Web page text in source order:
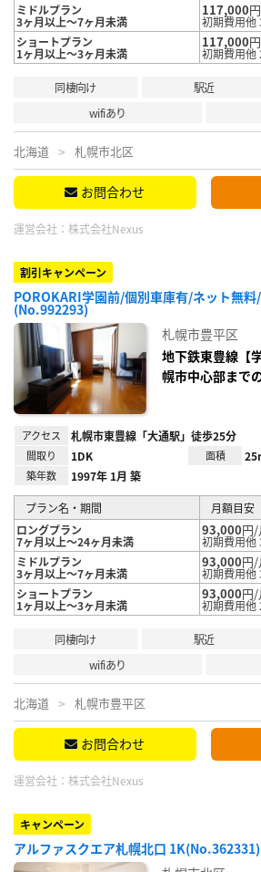
ミドルプラン
3ヶ月以上～7ヶ月未満
117,000
初期費用他
ショートプラン
1ヶ月以上～3ヶ月未満
117,000
初期費用他
同棲向け 駅近
wifiあり
北海道 札幌市北区
お問合わせ
運営会社： 株式会社Nexus
割引キャンペーン
POROKARI学園前/個別車庫有/ネット無料/
(No.992293)
札幌市豊平区
地下鉄東豊線【
幌市中心部まで
アクセス 札幌市東豊線「大通駅」徒歩25分
間取り 1DK 面積
築年数 1997年 1月 築
プラン名・期間
月額目安
ロングプラン
7ヶ月以上～24ヶ月未満
93,000円/
初期費用他
ミドルプラン
3ヶ月以上～7ヶ月未満
93,000円/
初期費用他
ショートプラン
1ヶ月以上～3ヶ月未満
93,000円/
初期費用他
同棲向け 駅近
wifiあり
北海道 札幌市豊平区
お問合わせ
運営会社： 株式会社Nexus
キャンペーン
アルファスクエア札幌北口 1K(No.362331)